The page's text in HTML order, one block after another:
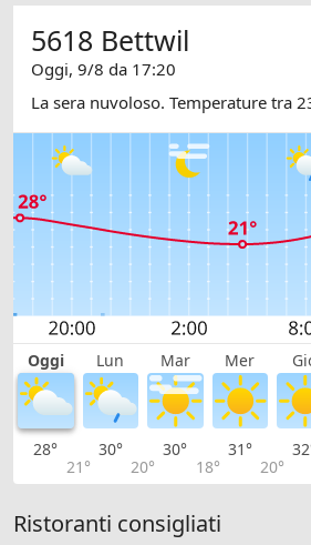
5618 Bettwil
Oggi, 9/8 da 17:20
La sera nuvoloso. Temperature tra
Oggi Lun Mar Mer
28°
21°
30°
20°
30°
18°
31°
20°
Ristoranti consigliati